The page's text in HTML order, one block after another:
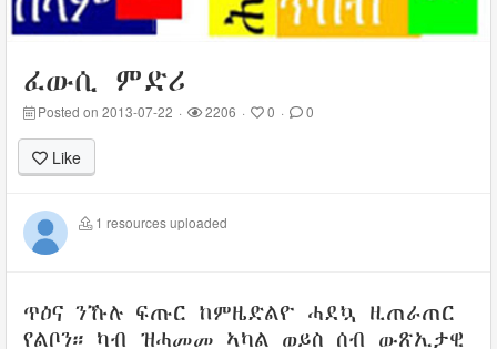
ፈውሲ ምድሪ
Posted on 2013-07-22 · 2206 · 0 · 0
Like
1 resources uploaded
ጥዕና ንኹሉ ፍጡር ከምዜድልዮ ሓደኳ ዚጠራጠር
የልቦን። ካብ ዝሓመመ ኣካል ወይስ ሰብ ውጽኢታዊ